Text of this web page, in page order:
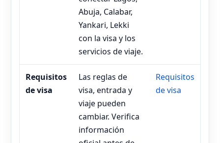
Abuja, Calabar,
Yankari, Lekki
con la visa y los
servicios de viaje.
Requisitos
de visa
Las reglas de
visa, entrada y
viaje pueden
cambiar. Verifica
información
Requisitos
de visa